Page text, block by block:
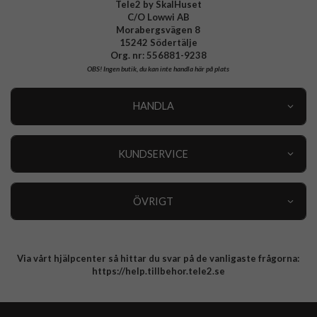
Tele2 by SkalHuset
C/O Lowwi AB
Morabergsvägen 8
15242 Södertälje
Org. nr: 556881-9238
OBS!Ingen butik, du kan inte handla här på plats
HANDLA
KUNDSERVICE
ÖVRIGT
Integritetspolicy
Via vårt hjälpcenter så hittar du svar på de vanligaste frågorna:
https://help.tillbehor.tele2.se